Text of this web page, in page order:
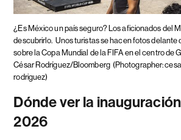
¿Es México un país seguro? Los aficionados del
descubrirlo. Unos turistas se hacen fotos delante
sobre la Copa Mundial de la FIFA en el centro de
César Rodríguez/Bloomberg (Photographer:
rodriguez)
Dónde ver la
2026